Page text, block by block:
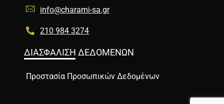
info@charami-sa.gr
210 984 3274
ΔΙΑΣΦΑΛΙΣΗ ΔΕΔΟΜΕΝΩΝ
Προστασία Προσωπικών Δεδομένων